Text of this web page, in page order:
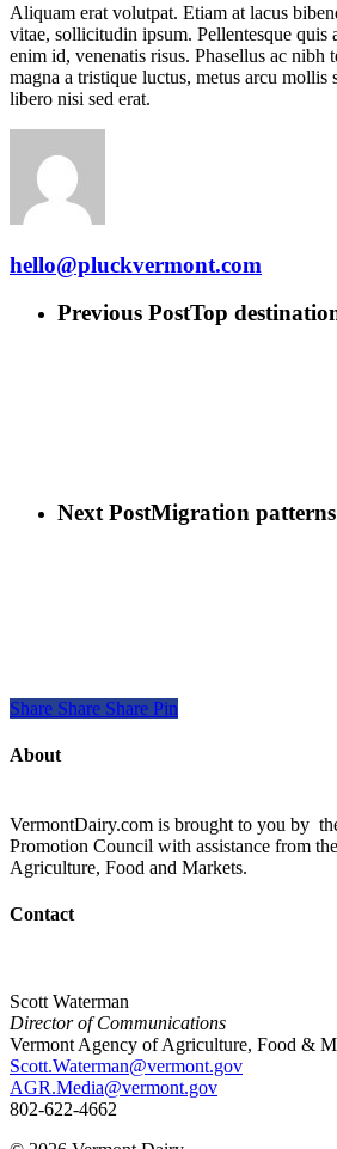
Aliquam erat volutpat. Etiam at lacus
vitae, sollicitudin ipsum. Pellentesque quis
enim id, venenatis risus. Phasellus ac nibh
magna a tristique luctus, metus arcu mollis
libero nisi sed erat.
hello@pluckvermont.com
Previous PostTop
Next PostMigration
Share Share Share Pin
About
VermontDairy.com is brought to you by
Promotion Council with assistance from
Agriculture, Food and Markets.
Contact
Scott Waterman
Director of Communications
Vermont Agency of Agriculture, Food &
Scott.Waterman@vermont.gov
AGR.Media@vermont.gov
802-622-4662